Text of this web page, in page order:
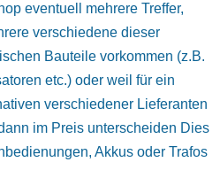
eventuell mehrere Treffer,
verschiedene dieser
Bauteile vorkommen (z.B.
etc.) oder weil für ein
verschiedener Lieferanten
im Preis unterscheiden Dies
Akkus oder Trafos